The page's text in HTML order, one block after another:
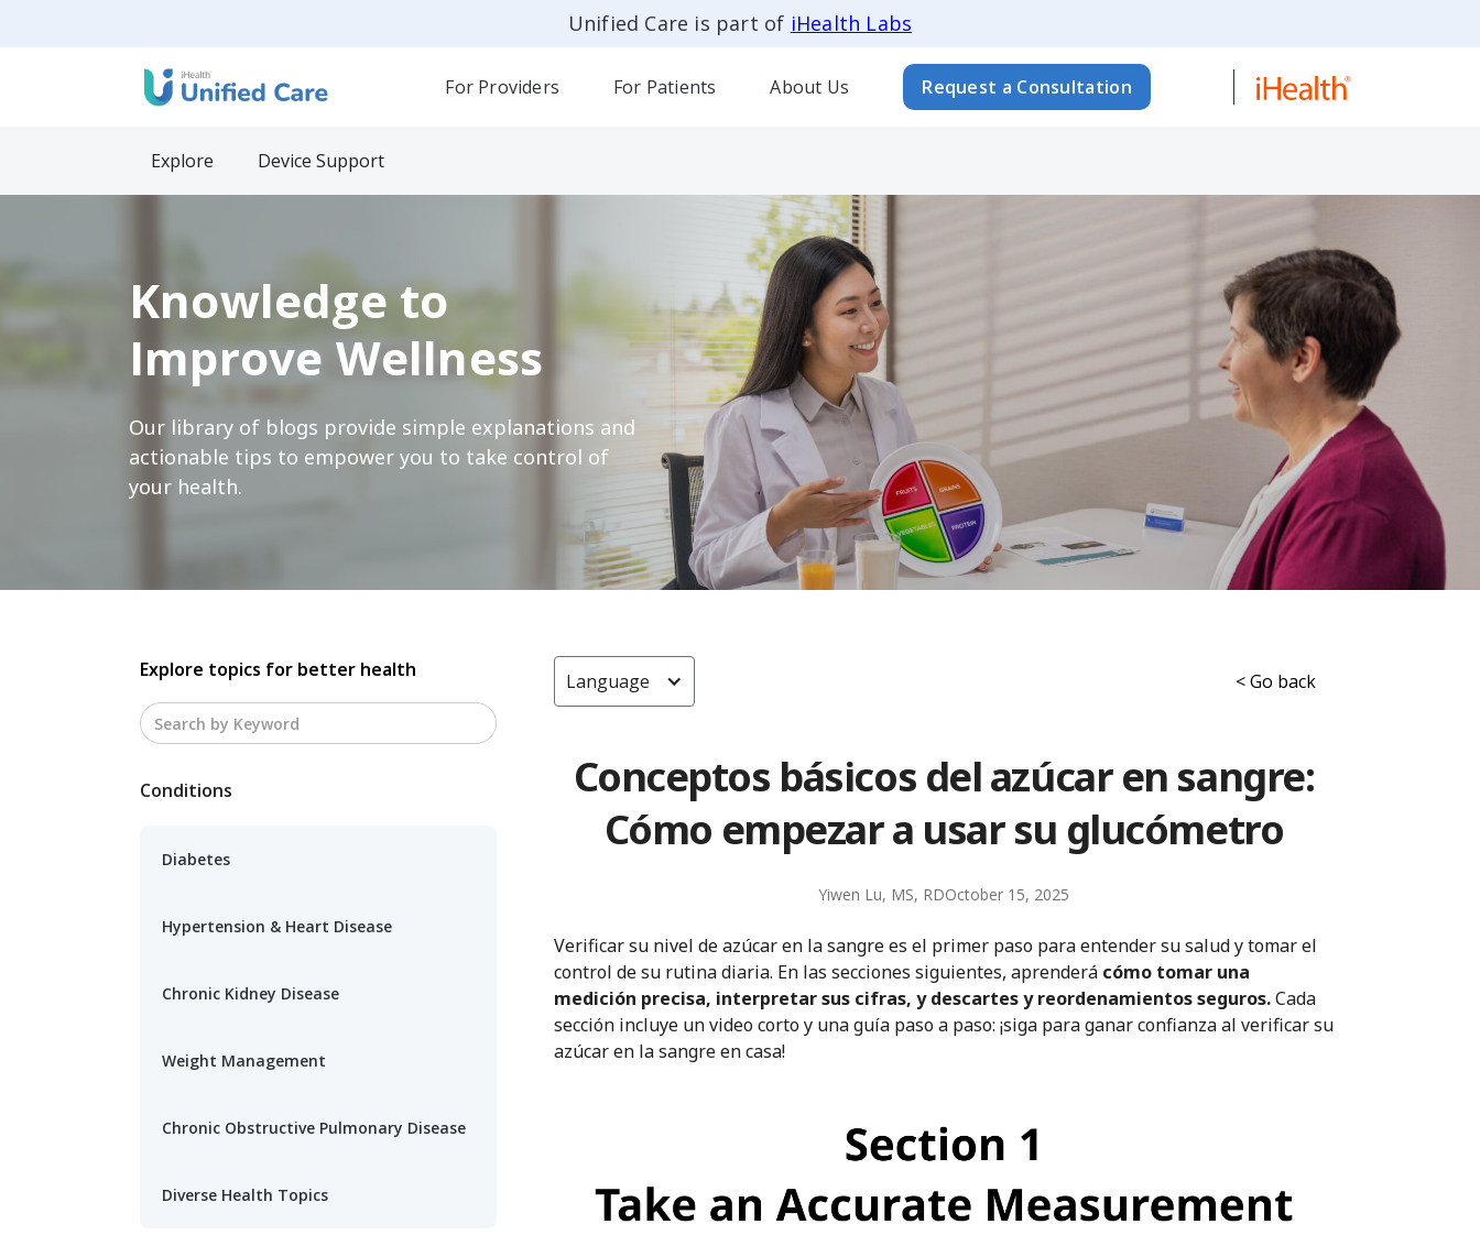
Unified Care is part of iHealth Labs
For Providers For Patients About Us Request a Consultation
Explore Device Support
Knowledge to
Improve Wellness
Our library of blogs provide simple explanations and
actionable tips to empower you to take control of
your health.
Explore topics for better health
Conditions
Diabetes
Hypertension & Heart Disease
Chronic Kidney Disease
Weight Management
Chronic Obstructive Pulmonary Disease
Diverse Health Topics
Language < Go back
Conceptos básicos del azúcar en sangre:
Cómo empezar a usar su glucómetro
Yiwen Lu, MS, RDOctober 15, 2025
Verificar su nivel de azúcar en la sangre es el primer paso para entender su salud y tomar el
control de su rutina diaria. En las secciones siguientes, aprenderá cómo tomar una
medición precisa, interpretar sus cifras, y descartes y reordenamientos seguros.Cada
sección incluye un video corto y una guía paso a paso: ¡siga para ganar confianza al verificar su
azúcar en la sangre en casa!